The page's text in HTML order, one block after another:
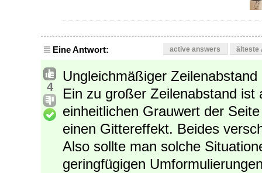
Eine Antwort: active answers älteste
4
Ungleichmäßiger
Ein zu großer Zeilenabstand
einheitlichen Grauwert der
einen Gittereffekt. Beides
Also sollte man solche
geringfügigen